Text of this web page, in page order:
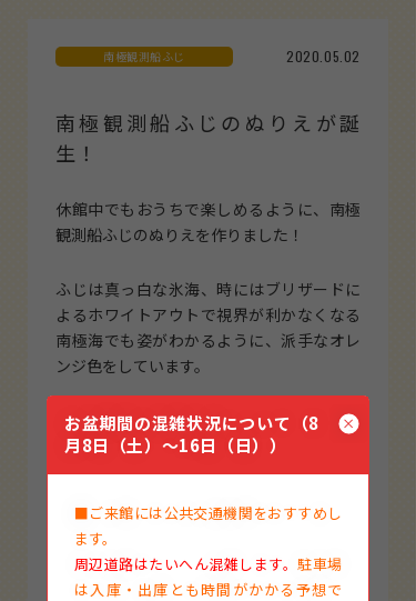
南極観測船ふじ 2020.05.02
南極観測船ふじのぬりえが誕
生！
休館中でもおうちで楽しめるように、南極
観測船ふじのぬりえを作りました！
ふじは真っ白な氷海、時にはブリザードに
よるホワイトアウトで視界が利かなくなる
南極海でも姿がわかるように、派手なオレ
ンジ色をしています。
しかし、これはぬりえですので、あえて違
う色でぬってみるのもいいかもしれません
ね！
お盆期間の混雑状況について（8
月8日（土）～16日（日））
■ご来館には公共交通機関をおすすめし
ます。
周辺道路はたいへん混雑します。駐車場
は入庫・出庫とも時間がかかる予想で